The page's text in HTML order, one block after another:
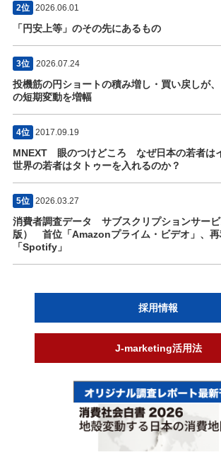
2位 2026.06.01
「円安上等」のその先にあるもの
3位 2026.07.24
投機筋の円ショートの積み増し・買い戻しが
の短期変動を増幅
4位 2017.09.19
MNEXT 眼のつけどころ なぜ日本の若者はイ
世界の若者はタトゥーを入れるのか？
5位 2026.03.27
消費者調査データ サブスクリプションサービ
版） 首位「Amazonプライム・ビデオ」、再
「Spotify」
採用情報
J-marketing活用法